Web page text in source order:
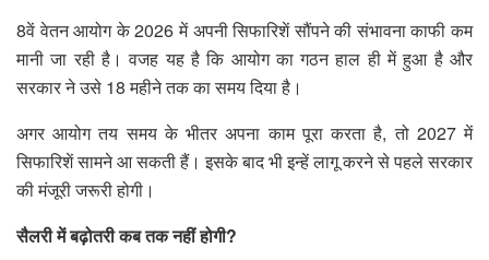
8वें वेतन आयोग के 2026 में अपनी सिफारिशें सौंपने की संभावना काफी कम
मानी जा रही है। वजह यह है कि आयोग का गठन हाल ही में हुआ है और
सरकार ने उसे 18 महीने तक का समय दिया है।
अगर आयोग तय समय के भीतर अपना काम पूरा करता है, तो 2027 में
सिफारिशें सामने आ सकती हैं। इसके बाद भी इन्हें लागू करने से पहले सरकार
की मंजूरी जरूरी होगी।
सैलरी में बढ़ोतरी कब तक नहीं होगी?